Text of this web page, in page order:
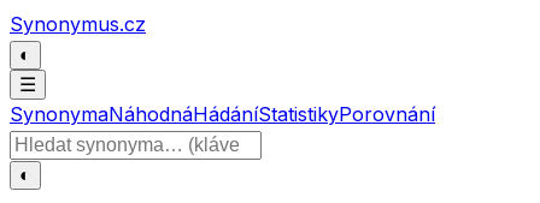
Přeskočit na obsah
Synonymus.cz
◐
☰
SynonymaNáhodnáHádáníStatistikyPorovnání
Hledat slovo
◐